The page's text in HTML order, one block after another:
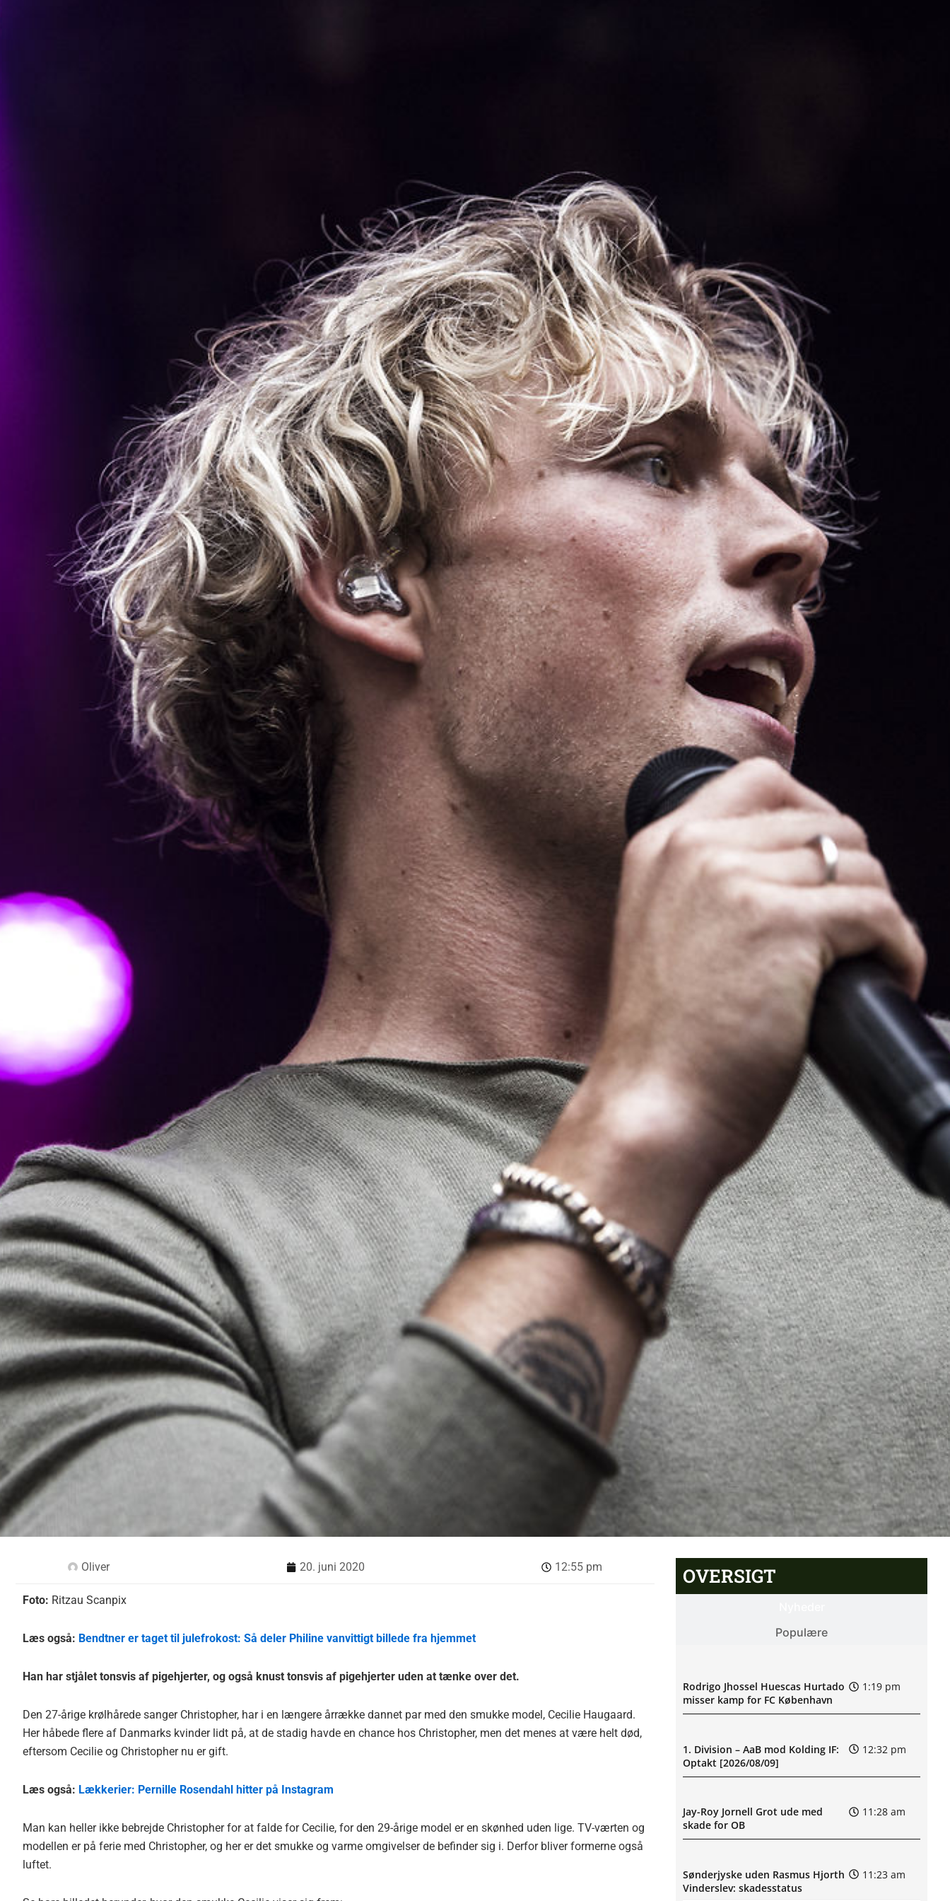
Oliver 20. juni 2020 12:55 pm
Foto: Ritzau Scanpix
Læs også: Bendtner er taget til julefrokost: Så deler Philine vanvittigt billede fra hjemmet
Han har stjålet tonsvis af pigehjerter, og også knust tonsvis af pigehjerter uden at tænke over det.
Den 27-årige krølhårede sanger Christopher, har i en længere årrække dannet par med den smukke model, Cecilie Haugaard.
Her håbede flere af Danmarks kvinder lidt på, at de stadig havde en chance hos Christopher, men det menes at være helt død,
eftersom Cecilie og Christopher nu er gift.
Læs også: Lækkerier: Pernille Rosendahl hitter på Instagram
Man kan heller ikke bebrejde Christopher for at falde for Cecilie, for den 29-årige model er en skønhed uden lige. TV-værten og
modellen er på ferie med Christopher, og her er det smukke og varme omgivelser de befinder sig i. Derfor bliver formerne også
luftet.
OVERSIGT
Populære
Rodrigo Jhossel Huescas Hurtado
misser kamp for FC København
1:19 pm
1. Division – AaB mod Kolding IF:
Optakt [2026/08/09]
12:32 pm
Jay-Roy Jornell Grot ude med
skade for OB
11:28 am
Sønderjyske uden Rasmus Hjorth
Vinderslev: skadesstatus
11:23 am